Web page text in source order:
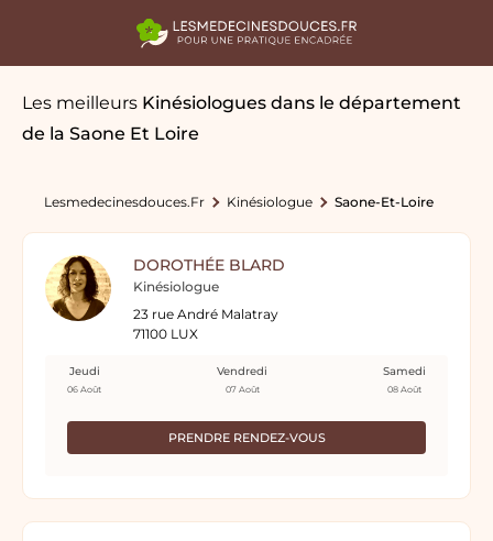
Les meilleurs Kinésiologues dans le département
de la Saone Et Loire
Lesmedecinesdouces.fr Kinésiologue Saone-Et-Loire
DOROTHÉE BLARD
Kinésiologue
23 rue André Malatray
71100 LUX
PRENDRE RENDEZ-VOUS
Jeudi
06 Août
Vendredi
07 Août
Samedi
08 Août